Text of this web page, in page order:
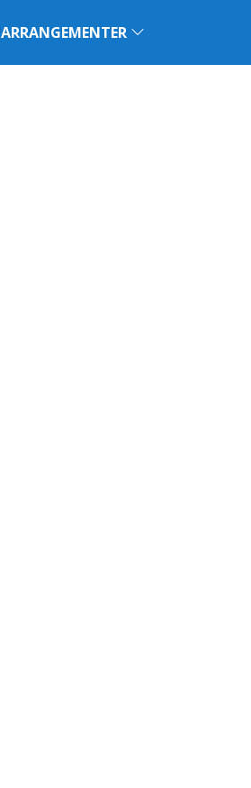
ARRANGEMENTER